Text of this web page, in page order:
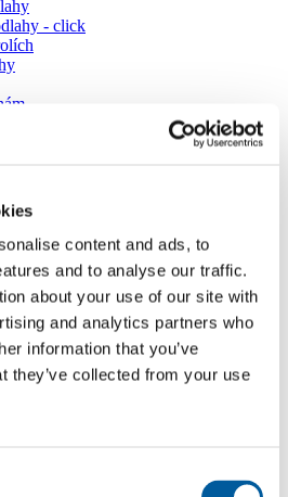
content and ads, to
and to analyse our traffic.
about your use of our site with
and analytics partners who
information that you’ve
they’ve collected from your use
- click
Menu